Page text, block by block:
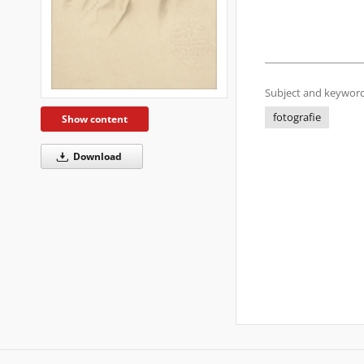
Show content
Download
Subject and
fotografie